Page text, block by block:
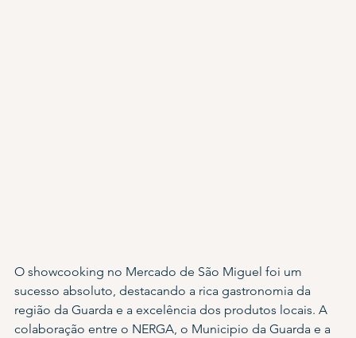
O showcooking no Mercado de São Miguel foi um
sucesso absoluto, destacando a rica gastronomia da
região da Guarda e a excelência dos produtos locais. A
colaboração entre o NERGA, o Municipio da Guarda e a